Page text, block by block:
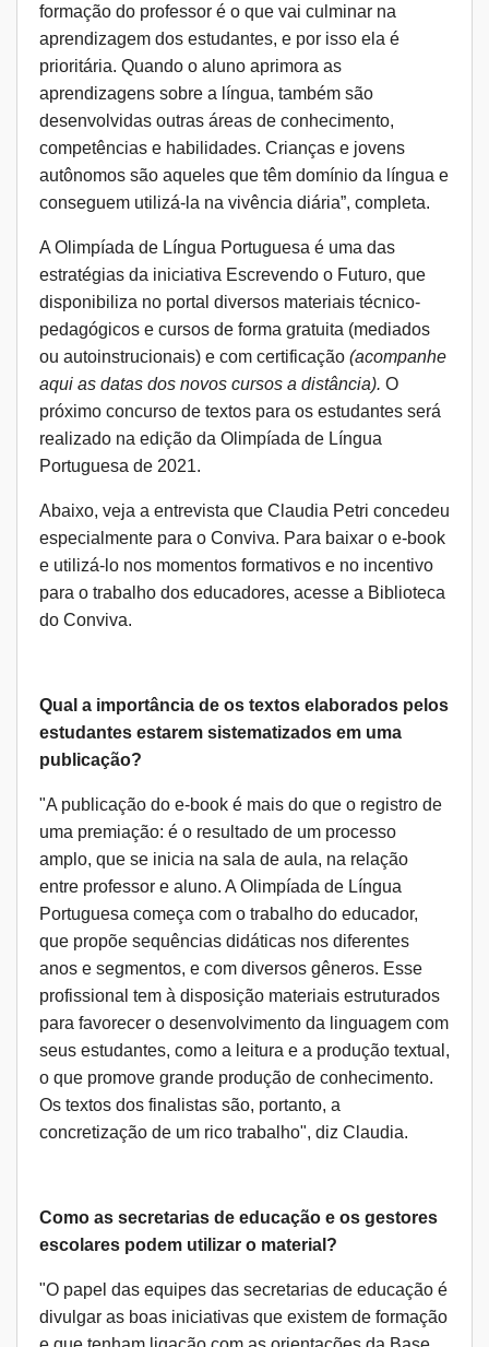
formação do professor é o que vai culminar na
aprendizagem dos estudantes, e por isso ela é
prioritária. Quando o aluno aprimora as
aprendizagens sobre a língua, também são
desenvolvidas outras áreas de conhecimento,
competências e habilidades. Crianças e jovens
autônomos são aqueles que têm domínio da língua e
conseguem utilizá-la na vivência diária”, completa.
A Olimpíada de Língua Portuguesa é uma das
estratégias da iniciativa Escrevendo o Futuro, que
disponibiliza no portal diversos materiais técnico-
pedagógicos e cursos de forma gratuita (mediados
ou autoinstrucionais) e com certificação (acompanhe
aqui as datas dos novos cursos a distância). O
próximo concurso de textos para os estudantes será
realizado na edição da Olimpíada de Língua
Portuguesa de 2021.
Abaixo, veja a entrevista que Claudia Petri concedeu
especialmente para o Conviva. Para baixar o e-book
e utilizá-lo nos momentos formativos e no incentivo
para o trabalho dos educadores, acesse a Biblioteca
do Conviva.
Qual a importância de os textos elaborados pelos
estudantes estarem sistematizados em uma
publicação?
"A publicação do e-book é mais do que o registro de
uma premiação: é o resultado de um processo
amplo, que se inicia na sala de aula, na relação
entre professor e aluno. A Olimpíada de Língua
Portuguesa começa com o trabalho do educador,
que propõe sequências didáticas nos diferentes
anos e segmentos, e com diversos gêneros. Esse
profissional tem à disposição materiais estruturados
para favorecer o desenvolvimento da linguagem com
seus estudantes, como a leitura e a produção textual,
o que promove grande produção de conhecimento.
Os textos dos finalistas são, portanto, a
concretização de um rico trabalho", diz Claudia.
Como as secretarias de educação e os gestores
escolares podem utilizar o material?
"O papel das equipes das secretarias de educação é
divulgar as boas iniciativas que existem de formação